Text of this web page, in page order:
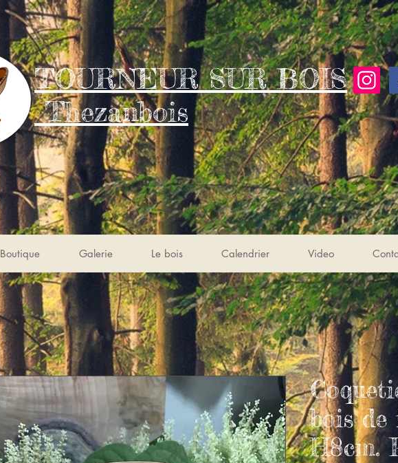
TOURNEUR SUR BOIS
Thezanbois
Boutique Galerie Le bois Calendrier Video
bois de
H8cm.